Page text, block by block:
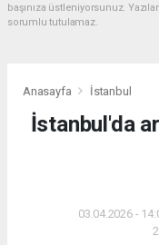
başınıza üstleniyorsunuz.
sorumlu tutulamaz.
Anasayfa İstanbul
İstanbul'da
03.04.2026 -